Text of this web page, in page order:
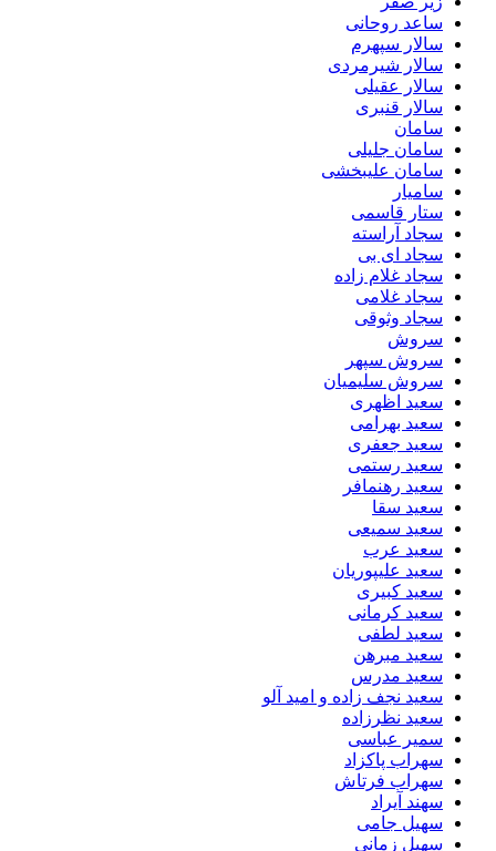
ساعد روحانی
سالار سپهرم
سالار شیرمردی
سالار عقیلی
سالار قنبری
سامان
سامان جلیلی
سامان علیبخشی
سامیار
ستار قاسمی
سجاد آراسته
سجاد ای بی
سجاد غلام زاده
سجاد غلامی
سجاد وثوقى
سروش
سروش سپهر
سروش سلیمیان
سعید اظهری
سعید بهرامی
سعید جعفری
سعید رستمی
سعید رهنمافر
سعید سقا
سعید سمیعی
سعید عرب
سعید علیپوریان
سعید کبیری
سعید کرمانی
سعید لطفی
سعید مبرهن
سعید مدرس
سعید نجف زاده و امید آلو
سعید نظرزاده
سمیر عباسی
سهراب پاکزاد
سهراب فرتاش
سهند آیراد
سهیل جامی
سهیل زمانی